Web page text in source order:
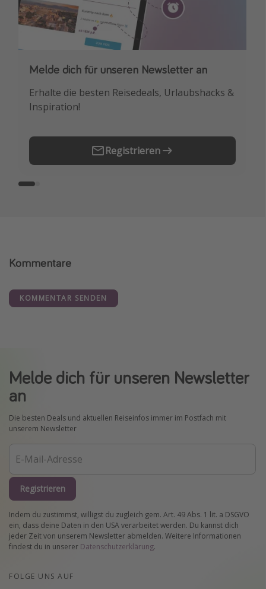
Melde dich für unseren Newsletter an
Erhalte die besten Reisedeals, Urlaubshacks &
Inspiration!
Registrieren
Downloade unsere App
Buche die besten Reiseschnäppchen als
Erstes.
Kommentare
KOMMENTAR SENDEN
Melde dich für unseren Newsletter
an
Die besten Deals und aktuellen Reiseinfos immer im Postfach mit
unserem Newsletter
Registrieren
Indem du zustimmst, willigst du zugleich gem. Art. 49 Abs. 1 lit. a DSGVO
ein, dass deine Daten in den USA verarbeitet werden. Du kannst dich
jeder Zeit von unserem Newsletter abmelden. Weitere Informationen
findest du in unserer Datenschutzerklärung.
FOLGE UNS AUF